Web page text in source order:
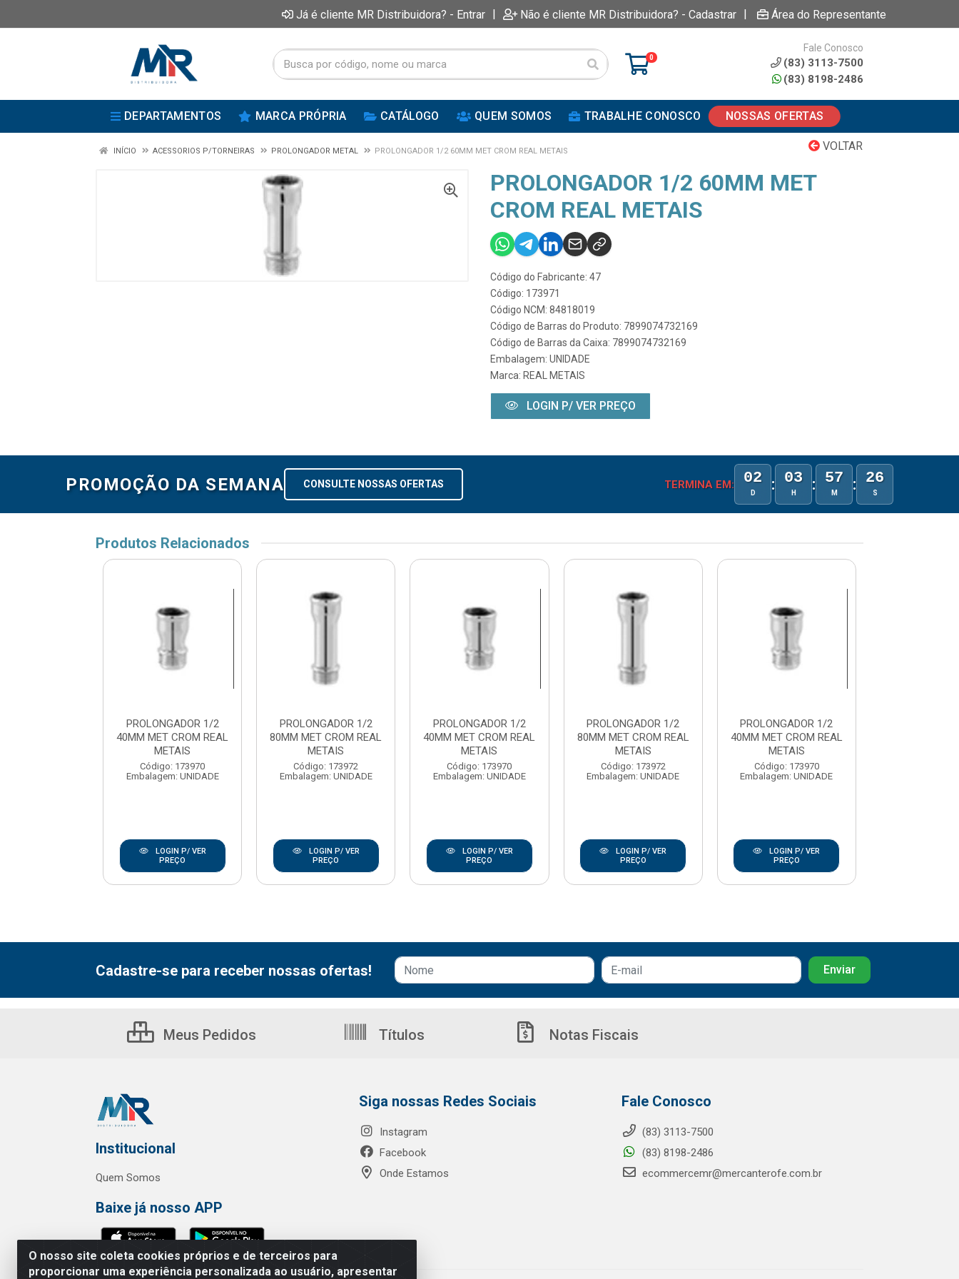
Já é cliente MR Distribuidora? - Entrar | Não é cliente MR Distribuidora? - Cadastrar | Área do Representante
0
Fale Conosco
(83) 3113-7500
(83) 8198-2486
DEPARTAMENTOS MARCA PRÓPRIA CATÁLOGO QUEM SOMOS TRABALHE CONOSCO NOSSAS OFERTAS
VOLTAR
INÍCIO ACESSORIOS P/TORNEIRAS PROLONGADOR METAL PROLONGADOR 1/2 60MM MET CROM REAL METAIS
PROLONGADOR 1/2 60MM MET
CROM REAL METAIS
Código do Fabricante: 47
Código: 173971
Código NCM: 84818019
Código de Barras do Produto: 7899074732169
Código de Barras da Caixa: 7899074732169
Embalagem: UNIDADE
Marca: REAL METAIS
LOGIN P/ VER PREÇO
PROMOÇÃO DA SEMANA CONSULTE NOSSAS OFERTAS TERMINA EM: 02
D : 03
H : 57
M : 26
S
Produtos Relacionados
PROLONGADOR 1/2
40MM MET CROM REAL
METAIS
Código: 173970
Embalagem: UNIDADE
LOGIN P/ VER
PREÇO
PROLONGADOR 1/2
80MM MET CROM REAL
METAIS
Código: 173972
Embalagem: UNIDADE
LOGIN P/ VER
PREÇO
PROLONGADOR 1/2
40MM MET CROM REAL
METAIS
Código: 173970
Embalagem: UNIDADE
LOGIN P/ VER
PREÇO
PROLONGADOR 1/2
80MM MET CROM REAL
METAIS
Código: 173972
Embalagem: UNIDADE
LOGIN P/ VER
PREÇO
PROLONGADOR 1/2
40MM MET CROM REAL
METAIS
Código: 173970
Embalagem: UNIDADE
LOGIN P/ VER
PREÇO
O nosso site coleta cookies próprios e de terceiros para
proporcionar uma experiência personalizada ao usuário, apresentar
Cadastre-se para receber nossas ofertas!
Meus Pedidos Títulos Notas Fiscais
Institucional
Quem Somos
Baixe já nosso APP
Siga nossas Redes Sociais
Instagram
Facebook
Onde Estamos
Fale Conosco
(83) 3113-7500
(83) 8198-2486
ecommercemr@mercanterofe.com.br